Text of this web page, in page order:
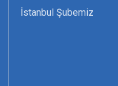
İstanbul Şubemiz